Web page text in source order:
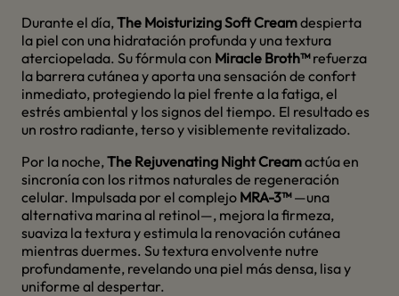
Durante el día,The Moisturizing Soft Creamdespierta
la piel con una hidratación profunda y una textura
aterciopelada. Su fórmula con Miracle Broth™refuerza
la barrera cutánea y aporta una sensación de confort
inmediato, protegiendo la piel frente a la fatiga, el
estrés ambiental y los signos del tiempo. El resultado es
un rostro radiante, terso y visiblemente revitalizado.
Por la noche,The Rejuvenating Night Creamactúa en
sincronía con los ritmos naturales de regeneración
celular. Impulsada por el complejo MRA-3™—una
alternativa marina al retinol—, mejora la firmeza,
suaviza la textura y estimula la renovación cutánea
mientras duermes. Su textura envolvente nutre
profundamente, revelando una piel más densa, lisa y
uniforme al despertar.